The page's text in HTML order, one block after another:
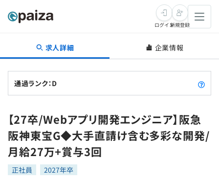
転職・キャリア
転職成功ガイド
転職エージェント
インタビュー
転職成功ガイド
新卒就活
求人検索
本選考
インターン
学習
問題集
プログラミング言語
ゲーム・マンガ
ログイン新規登録
求人詳細 企業情報
通過ランク：D
【27卒/Webアプリ開発エンジニア】阪急
阪神東宝G◆大手直請け含む多彩な開発/
月給27万+賞与3回
正社員 2027年卒